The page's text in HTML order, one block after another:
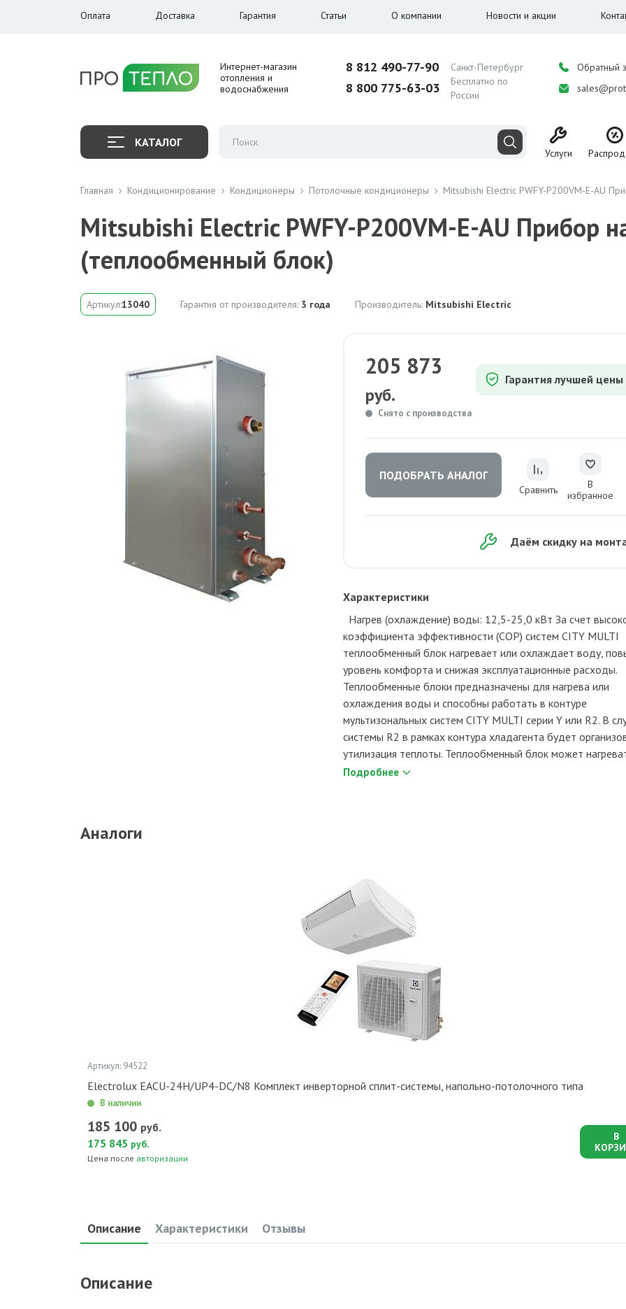
Оплата Доставка Гарантия Статьи О компании Новости и акции
Интернет-магазин
отопления и
водоснабжения
8 812 490-77-90 Санкт-Петербург
8 800 775-63-03
Бесплатно по
России
Обратный
КАТАЛОГ
Услуги
Главная Кондиционирование Кондиционеры Потолочные кондиционеры Mitsubishi Electric PWFY-P200VM-E-AU
Mitsubishi Electric PWFY-P200VM-E-AU Прибор
(теплообменный блок)
Артикул:13040 Гарантия от производителя: 3 года Производитель: Mitsubishi Electric
205 873
руб.
Гарантия лучшей цены
Снято с производства
ПОДОБРАТЬ АНАЛОГ
Сравнить
В
избранное
Даём скидку на
Характеристики
Нагрев (охлаждение) воды: 12,5-25,0 кВт За счет
коэффициента эффективности (COP) систем CITY MULTI
теплообменный блок нагревает или охлаждает воду,
уровень комфорта и снижая эксплуатационные расходы.
Теплообменные блоки предназначены для нагрева или
охлаждения воды и способны работать в контуре
мультизональных систем CITY MULTI серии Y или R2. В
системы R2 в рамках контура хладагента будет
утилизация теплоты. Теплообменный блок может
Подробнее
Аналоги
Артикул: 94522
Electrolux EACU-24H/UP4-DC/N8 Комплект инверторной сплит-системы, напольно-потолочного типа
В наличии
185 100 руб.
175 845 руб.
Цена после авторизации
В
Описание Характеристики Отзывы
Описание